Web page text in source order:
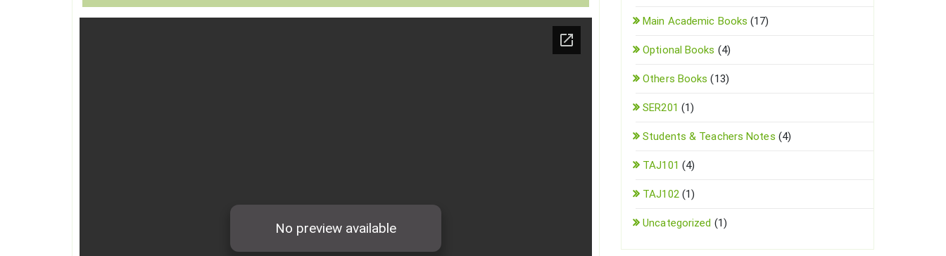
Main Academic Books (17)
Optional Books (4)
Others Books (13)
SER201 (1)
Students & Teachers Notes (4)
TAJ101 (4)
TAJ102(1)
Uncategorized (1)